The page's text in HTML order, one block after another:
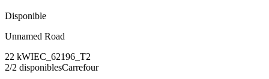
Disponible
Unnamed Road
22 kWIEC_62196_T2
2/2 disponiblesCarrefour